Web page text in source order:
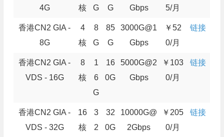
4G
核
G
G
Gbps
5/月
香港CN2 GIA -
8G
4
核
8
G
85
G
3000G@1
Gbps
￥52
0/月
链接
香港CN2 GIA -
VDS - 16G
8
核
1
6
G
16
0G
5000G@2
Gbps
￥103
0/月
链接
香港CN2 GIA -
VDS - 32G
16
核
3
2
32
0G
10000G@
2Gbps
￥205
0/月
链接